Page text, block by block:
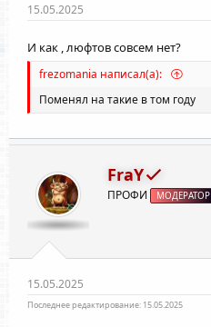
15.05.2025
И как , люфтов совсем нет?
frezomania написал(а):
Поменял на такие в том году
FraY
ПРОФИ МОДЕРАТОР
15.05.2025
Последнее редактирование: 15.05.2025